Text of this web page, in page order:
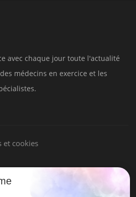
avec chaque jour toute l'actualité
médecins en exercice et les
et cookies